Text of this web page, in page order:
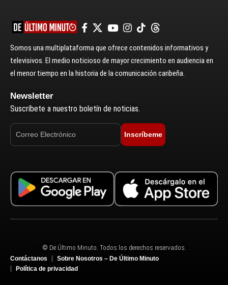
Somos una multiplataforma que ofrece contenidos informativos y
televisivos. El medio noticioso de mayor crecimiento en audiencia en
el menor tiempo en la historia de la comunicación caribeña.
Newsletter
Suscríbete a nuestro boletín de noticias.
Inscríbeme
© De Último Minuto. Todos los derechos reservados.
Contáctanos
Sobre Nosotros – De Último Minuto
Política de privacidad